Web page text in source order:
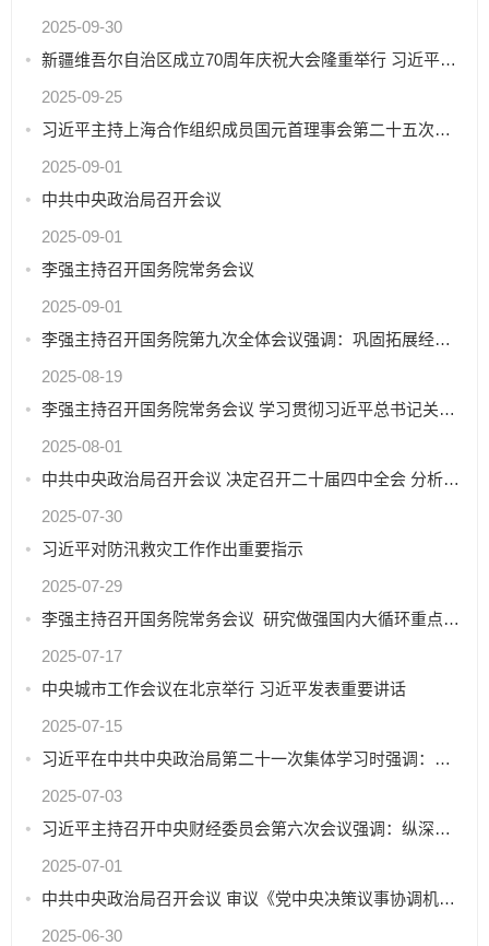
2025-09-30
新疆维吾尔自治区成立70周年庆祝大会隆重举行 习近平出席大会
2025-09-25
习近平主持上海合作组织成员国元首理事会第二十五次会议并发表重要讲话
2025-09-01
中共中央政治局召开会议
2025-09-01
李强主持召开国务院常务会议
2025-09-01
李强主持召开国务院第九次全体会议强调：巩固拓展经济回升向好势头 努力完成全年经济社会发展目标任务
2025-08-19
李强主持召开国务院常务会议 学习贯彻习近平总书记关于上半年经济形势和做好下半年经济工作重要讲话精神等
2025-08-01
中共中央政治局召开会议 决定召开二十届四中全会 分析研究当前经济形势和经济工作 中共中央总书记习近平...
2025-07-30
习近平对防汛救灾工作作出重要指示
2025-07-29
李强主持召开国务院常务会议 研究做强国内大循环重点政策举措落实工作等
2025-07-17
中央城市工作会议在北京举行 习近平发表重要讲话
2025-07-15
习近平在中共中央政治局第二十一次集体学习时强调：坚持从抓作风入手推进全面从严治党 把新时代党的自我革...
2025-07-03
习近平主持召开中央财经委员会第六次会议强调：纵深推进全国统一大市场建设 推动海洋经济高质量发展
2025-07-01
中共中央政治局召开会议 审议《党中央决策议事协调机构工作条例》 中共中央总书记习近平主持会议
2025-06-30